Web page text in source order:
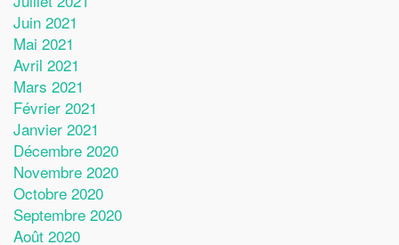
Juin 2021
Mai 2021
Avril 2021
Mars 2021
Février 2021
Janvier 2021
Décembre 2020
Novembre 2020
Octobre 2020
Septembre 2020
Août 2020